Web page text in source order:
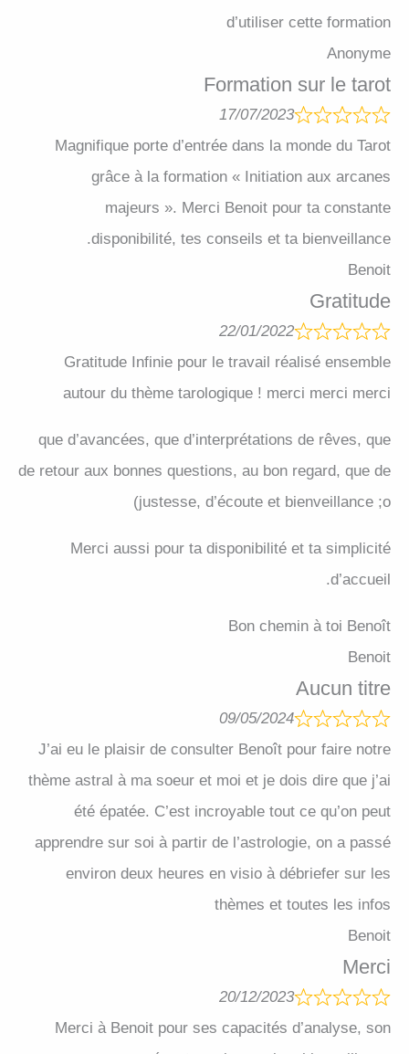
d’utiliser cette formation
Anonyme
Formation sur le tarot
17/07/2023
Magnifique porte d’entrée dans la monde du Tarot
grâce à la formation « Initiation aux arcanes
majeurs ». Merci Benoit pour ta constante
disponibilité, tes conseils et ta bienveillance.
Benoit
Gratitude
22/01/2022
Gratitude Infinie pour le travail réalisé ensemble
autour du thème tarologique ! merci merci merci
que d’avancées, que d’interprétations de rêves, que
de retour aux bonnes questions, au bon regard, que de
justesse, d’écoute et bienveillance ;o)
Merci aussi pour ta disponibilité et ta simplicité
d’accueil.
Bon chemin à toi Benoît
Benoit
Aucun titre
09/05/2024
J’ai eu le plaisir de consulter Benoît pour faire notre
thème astral à ma soeur et moi et je dois dire que j’ai
été épatée. C’est incroyable tout ce qu’on peut
apprendre sur soi à partir de l’astrologie, on a passé
environ deux heures en visio à débriefer sur les
thèmes et toutes les infos
Benoit
Merci
20/12/2023
Merci à Benoit pour ses capacités d’analyse, son